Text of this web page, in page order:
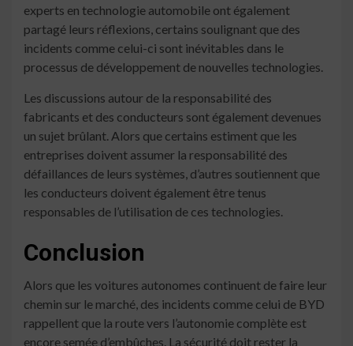
experts en technologie automobile ont également
partagé leurs réflexions, certains soulignant que des
incidents comme celui-ci sont inévitables dans le
processus de développement de nouvelles technologies.
Les discussions autour de la responsabilité des
fabricants et des conducteurs sont également devenues
un sujet brûlant. Alors que certains estiment que les
entreprises doivent assumer la responsabilité des
défaillances de leurs systèmes, d’autres soutiennent que
les conducteurs doivent également être tenus
responsables de l’utilisation de ces technologies.
Conclusion
Alors que les voitures autonomes continuent de faire leur
chemin sur le marché, des incidents comme celui de BYD
rappellent que la route vers l’autonomie complète est
encore semée d’embûches. La sécurité doit rester la